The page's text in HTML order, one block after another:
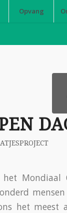
Opvang
Mondiaal
het meest